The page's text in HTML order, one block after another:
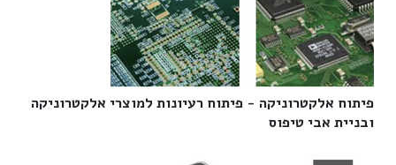
פיתוח אלקטרוניקה - פיתוח רעיונות למוצרי אלקטרוניקה
ובניית אבי טיפוס‎